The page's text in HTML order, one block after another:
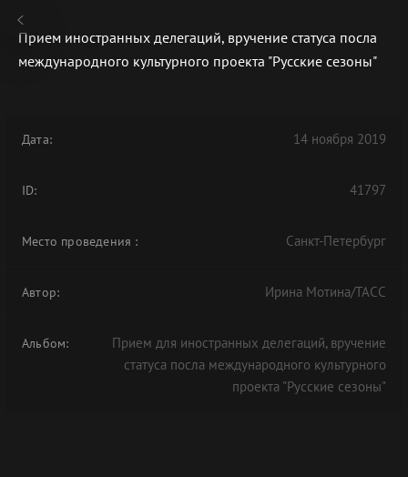
В АРХИВЕ
Прием иностранных делегаций, вручение статуса посла
международного культурного проекта "Русские сезоны"
Дата: 14 ноября 2019
ID: 41797
Место проведения : Санкт-Петербург
Автор: Ирина Мотина/ТАСС
Альбом:
Прием для иностранных делегаций, вручение
статуса посла международного культурного
проекта "Русские сезоны"